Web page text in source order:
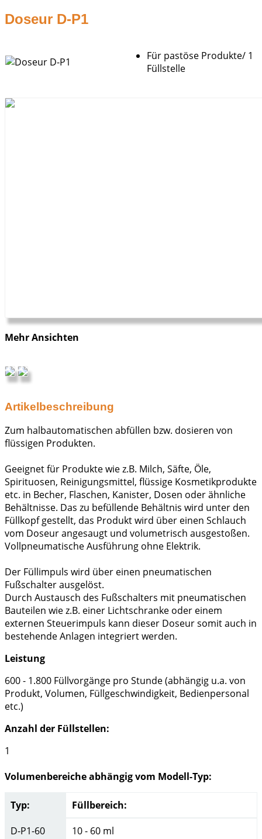
Doseur D-P1
Für pastöse Produkte/ 1
Füllstelle
Mehr Ansichten
Artikelbeschreibung
Zum halbautomatischen abfüllen bzw. dosieren von
flüssigen Produkten.
Geeignet für Produkte wie z.B. Milch, Säfte, Öle,
Spirituosen, Reinigungsmittel, flüssige Kosmetikprodukte
etc. in Becher, Flaschen, Kanister, Dosen oder ähnliche
Behältnisse. Das zu befüllende Behältnis wird unter den
Füllkopf gestellt, das Produkt wird über einen Schlauch
vom Doseur angesaugt und volumetrisch ausgestoßen.
Vollpneumatische Ausführung ohne Elektrik.
Der Füllimpuls wird über einen pneumatischen
Fußschalter ausgelöst.
Durch Austausch des Fußschalters mit pneumatischen
Bauteilen wie z.B. einer Lichtschranke oder einem
externen Steuerimpuls kann dieser Doseur somit auch in
bestehende Anlagen integriert werden.
Leistung
600 - 1.800 Füllvorgänge pro Stunde (abhängig u.a. von
Produkt, Volumen, Füllgeschwindigkeit, Bedienpersonal
etc.)
Anzahl der Füllstellen:
1
Volumenbereiche abhängig vom Modell-Typ:
Typ:
Füllbereich:
D-P1-60
10 - 60 ml